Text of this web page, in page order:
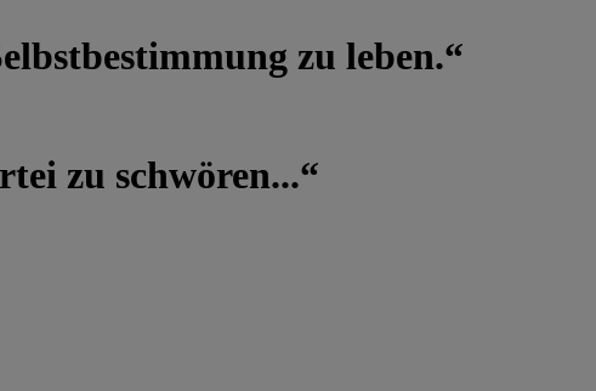
zu leben.“
zu schwören...“